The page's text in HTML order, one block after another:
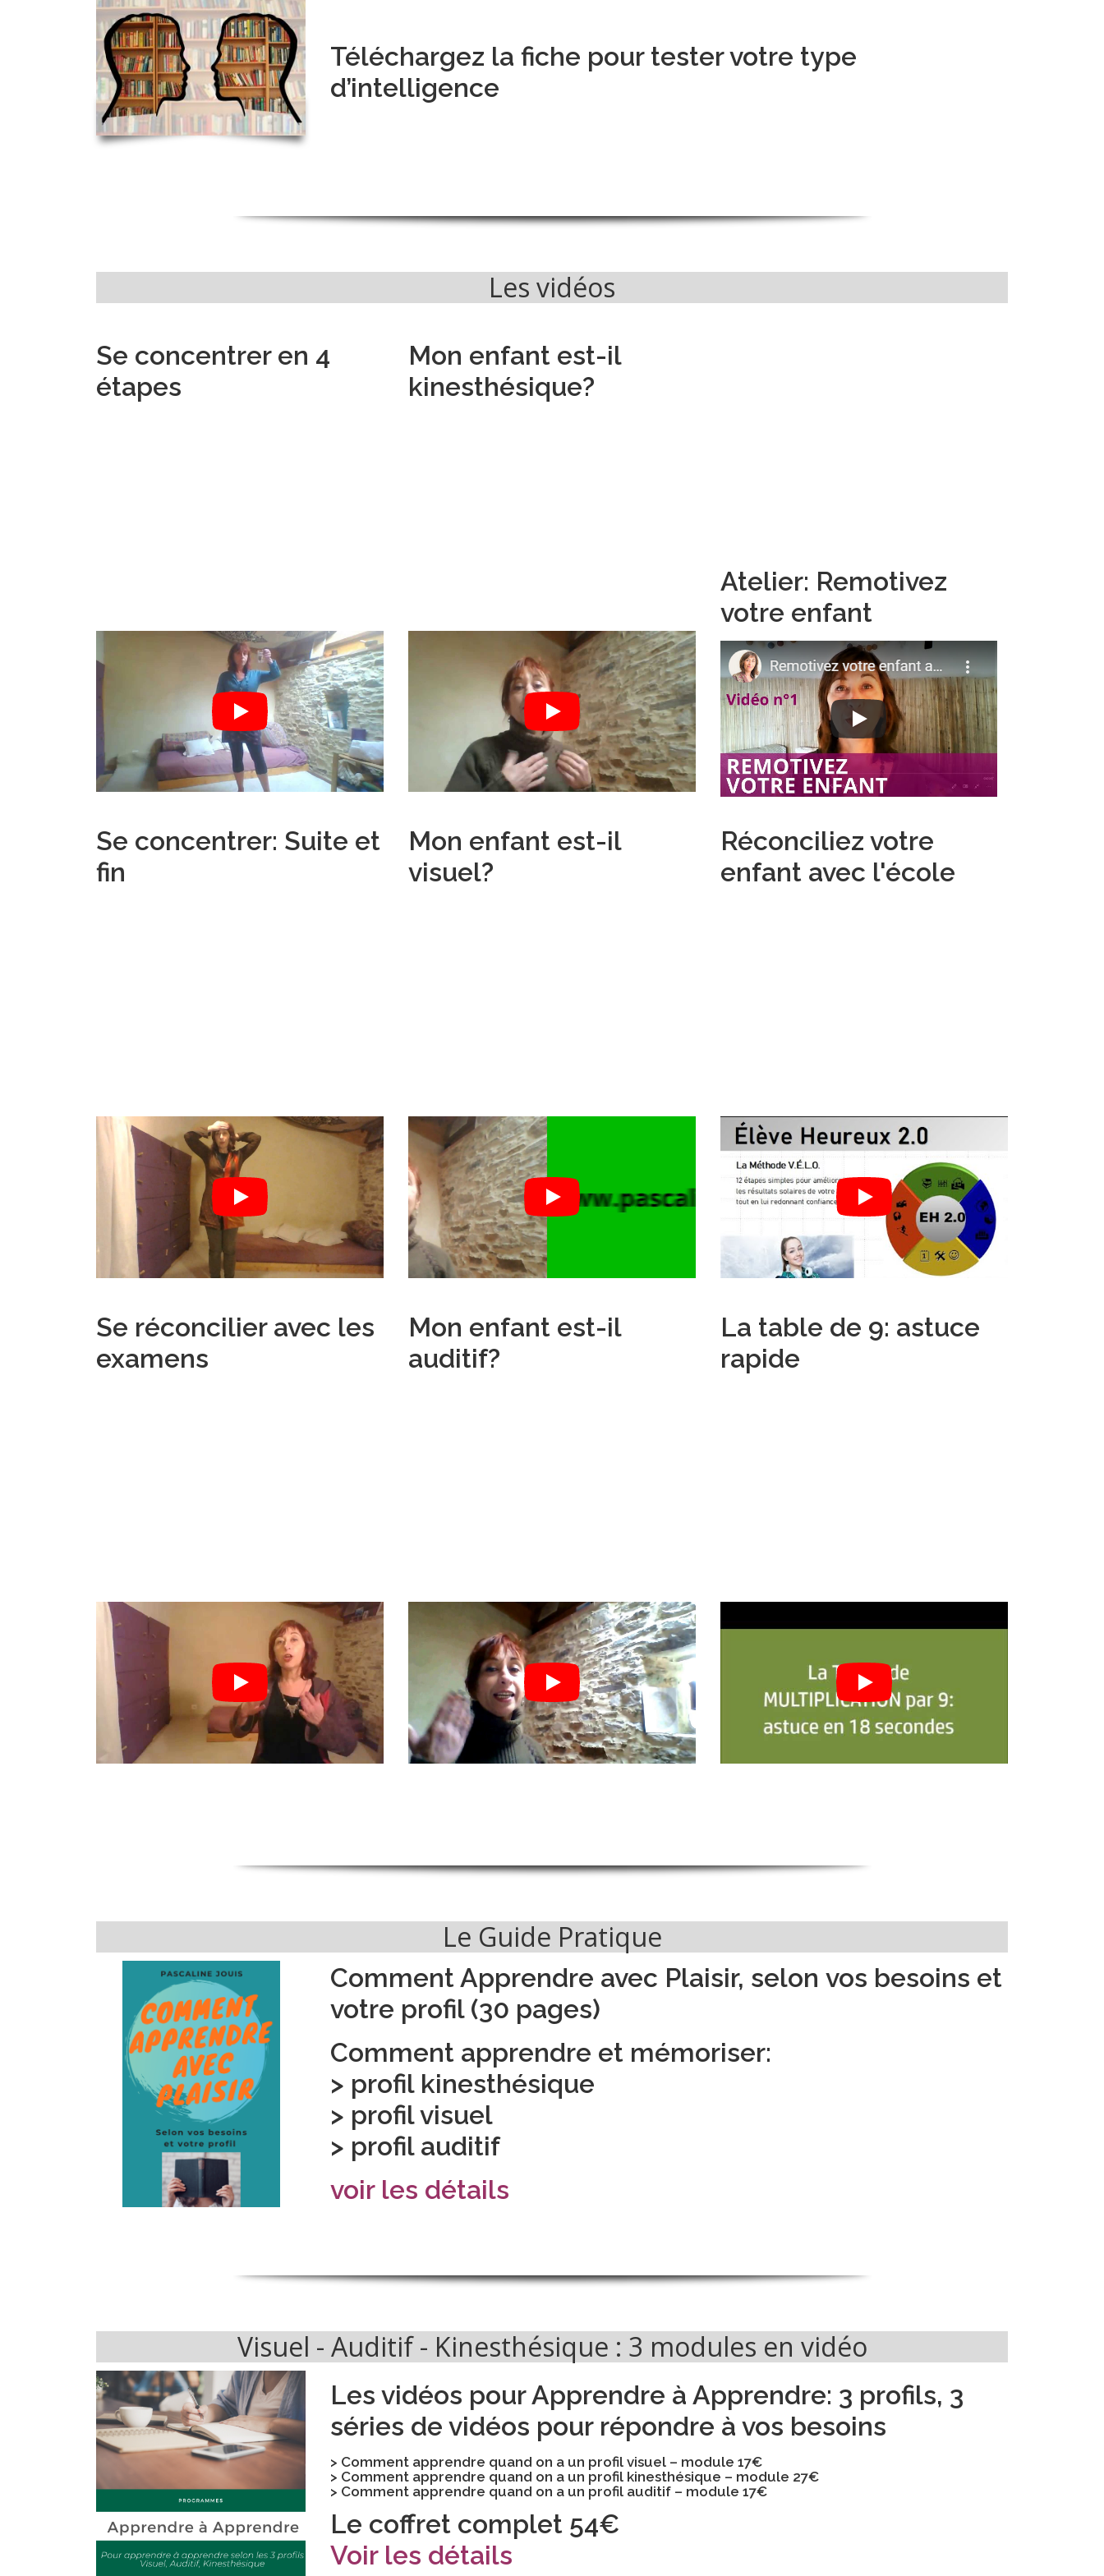
Téléchargez la fiche pour tester votre type
d’intelligence
Les vidéos
Se concentrer en 4
étapes
Se concentrer: Suite et
fin
Se réconcilier avec les
examens
Mon enfant est-il
kinesthésique?
Mon enfant est-il
visuel?
Mon enfant est-il
auditif?
Atelier: Remotivez
votre enfant
Réconciliez votre
enfant avec l'école
La table de 9: astuce
rapide
Le Guide Pratique
Comment Apprendre avec Plaisir, selon vos besoins et
votre profil (30 pages)
Comment apprendre et mémoriser:
> profil kinesthésique
> profil visuel
> profil auditif
voir les détails
Visuel - Auditif - Kinesthésique : 3 modules en vidéo
Les vidéos pour Apprendre à Apprendre: 3 profils, 3
séries de vidéos pour répondre à vos besoins
> Comment apprendre quand on a un profil visuel – module 17€
> Comment apprendre quand on a un profil kinesthésique – module 27€
> Comment apprendre quand on a un profil auditif – module 17€
Le coffret complet 54€
Voir les détails